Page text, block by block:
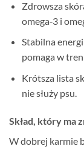
Zdrowsza
omega‑3 i
Stabilna
pomaga w
Krótsza lista
nie służy psu.
Skład, który ma
W dobrej karmie